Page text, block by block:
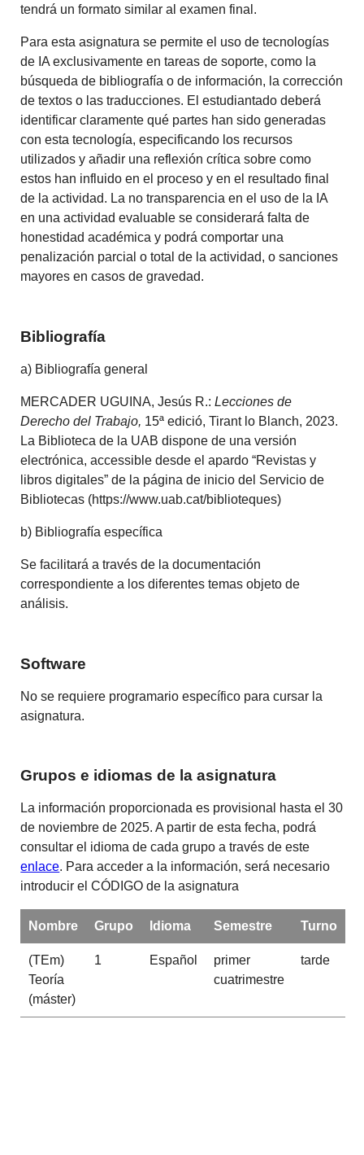
tendrá un formato similar al examen final.
Para esta asignatura se permite el uso de tecnologías
de IA exclusivamente en tareas de soporte, como la
búsqueda de bibliografía o de información, la corrección
de textos o las traducciones. El estudiantado deberá
identificar claramente qué partes han sido generadas
con esta tecnología, especificando los recursos
utilizados y añadir una reflexión crítica sobre como
estos han influido en el proceso y en el resultado final
de la actividad. La no transparencia en el uso de la IA
en una actividad evaluable se considerará falta de
honestidad académica y podrá comportar una
penalización parcial o total de la actividad, o sanciones
mayores en casos de gravedad.
Bibliografía
a) Bibliografía general
MERCADER UGUINA, Jesús R.:Lecciones de
Derecho del Trabajo, 15ª edició, Tirant lo Blanch, 2023.
La Biblioteca de la UAB dispone de una versión
electrónica, accessible desde el apardo “Revistas y
libros digitales” de la página de inicio del Servicio de
Bibliotecas (https://www.uab.cat/biblioteques)
b) Bibliografía específica
Se facilitará a través de la documentación
correspondiente a los diferentes temas objeto de
análisis.
Software
No se requiere programario específico para cursar la
asignatura.
Grupos e idiomas de la asignatura
La información proporcionada es provisional hasta el 30
de noviembre de 2025. A partir de esta fecha, podrá
consultar el idioma de cada grupo a través de este
enlace. Para acceder a la información, será necesario
introducir el CÓDIGO de la asignatura
Nombre Grupo Idioma Semestre Turno
(TEm)
Teoría
(máster)
1 Español
primer
cuatrimestre
tarde